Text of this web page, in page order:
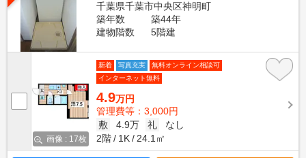
千葉県千葉市中央区神明町
築年数
築44年
建物階数
5階建
画像 : 17枚
新着 写真充実
無料オンライン相談可
インターネット無料
4.9万円
管理費等：3,000円
敷
4.9万 礼
なし
2階
1K 24.1㎡